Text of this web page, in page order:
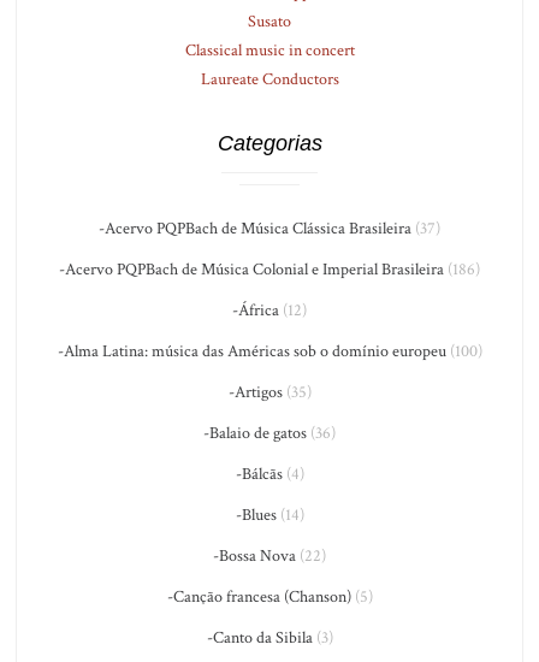
Susato
Classical music in concert
Laureate Conductors
Categorias
-Acervo PQPBach de Música Clássica Brasileira (37)
-Acervo PQPBach de Música Colonial e Imperial Brasileira (186)
-África (12)
-Alma Latina: música das Américas sob o domínio europeu(100)
-Artigos(35)
-Balaio de gatos (36)
-Bálcãs(4)
-Blues(14)
-Bossa Nova (22)
-Canção francesa (Chanson)(5)
-Canto da Sibila(3)